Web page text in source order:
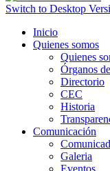
Switch to Desktop
Inicio
Quienes somos
Quienes
Órganos
Directorio
CEC
Historia
Comunicación
Galeria
Eventos